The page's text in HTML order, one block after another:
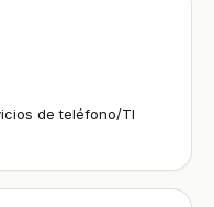
de teléfono/TI